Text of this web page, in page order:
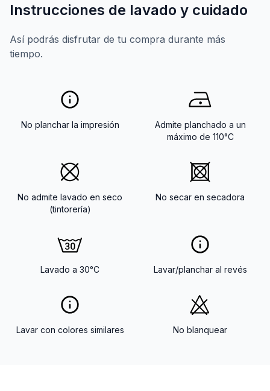
Instrucciones de lavado y cuidado
Así podrás disfrutar de tu compra durante más
tiempo.
No planchar la impresión
Admite planchado a un
máximo de 110°C
No admite lavado en seco
(tintorería)
No secar en secadora
Lavado a 30°C Lavar/planchar al revés
Lavar con colores similares No blanquear